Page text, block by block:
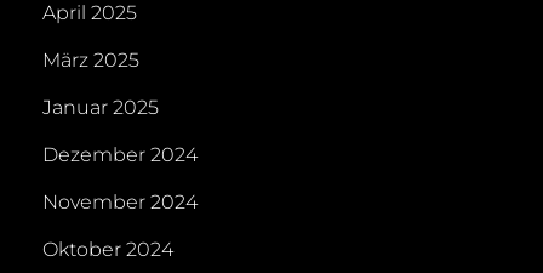
April 2025
März 2025
Januar 2025
Dezember 2024
November 2024
Oktober 2024